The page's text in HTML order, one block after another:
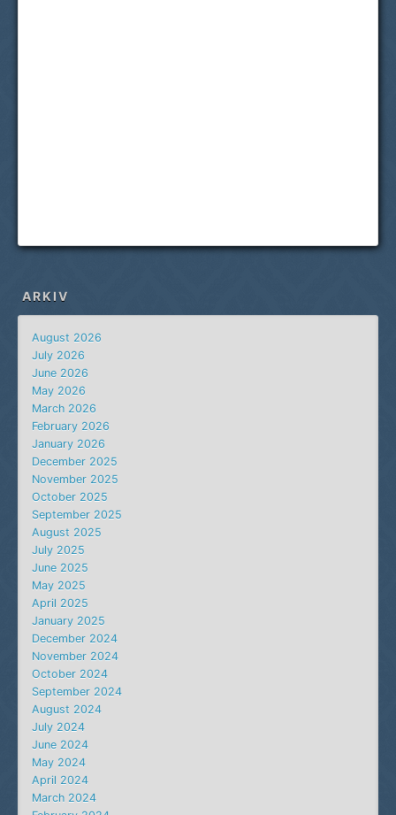
ARKIV
August 2026
July 2026
June 2026
May 2026
March 2026
February 2026
January 2026
December 2025
November 2025
October 2025
September 2025
August 2025
July 2025
June 2025
May 2025
April 2025
January 2025
December 2024
November 2024
October 2024
September 2024
August 2024
July 2024
June 2024
May 2024
April 2024
March 2024